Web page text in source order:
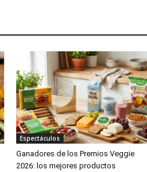
Espectáculos
Ganadores de los Premios Veggie
2026: los mejores productos